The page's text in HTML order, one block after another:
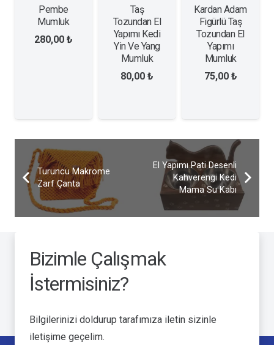
Pembe
Mumluk
280,00₺
Taş
Tozundan El
Yapımı Kedi
Yin Ve Yang
Mumluk
80,00₺
Kardan Adam
Figürlü Taş
Tozundan El
Yapımı
Mumluk
75,00₺
Turuncu Makrome
Zarf Çanta
El Yapımı Pati Desenli
Kahverengi Kedi
Mama Su Kabı
Bizimle Çalışmak
İstermisiniz?
Bilgilerinizi doldurup tarafımıza iletin sizinle
iletişime geçelim.